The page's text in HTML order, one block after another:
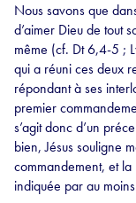
Nous savons que
d’aimer Dieu de tout
même (cf. Dt 6,4-5 ;
qui a réuni ces deux
répondant à ses
premier
s’agit donc d’un
bien, Jésus souligne
commandement, et
indiquée par au